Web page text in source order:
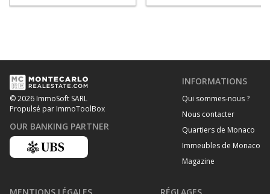
© 2026 ImmoSoft SARL
Propulsé par ImmoToolBox
OUR BANKING PARTNER
INFORMATIONS
Qui sommes-nous ?
Nous contacter
Quartiers de Monaco
Immeubles de Monaco
Magazine